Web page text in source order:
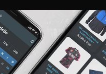
TAGSÁG JEGYEK AKKREDITÁCIÓ